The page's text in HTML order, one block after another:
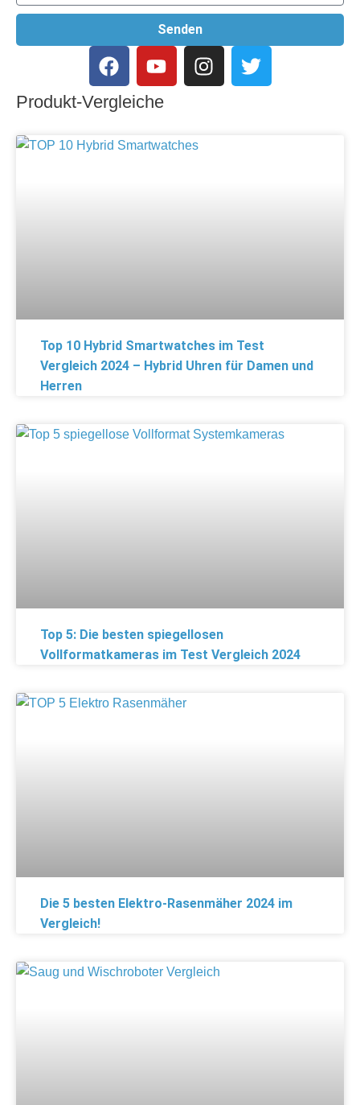
Senden
Produkt-Vergleiche
Top 10 Hybrid Smartwatches im Test
Vergleich 2024 – Hybrid Uhren für Damen und
Herren
Top 5: Die besten spiegellosen
Vollformatkameras im Test Vergleich 2024
Die 5 besten Elektro-Rasenmäher 2024 im
Vergleich!